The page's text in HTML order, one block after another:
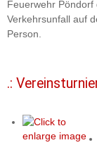
Feuerwehr
Verkehrsunfall auf
Person.
.: